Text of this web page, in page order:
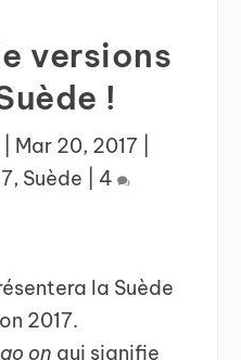
versions
!
Mar 20, 2017
, Suède 4
la Suède
2017.
on qui signifie